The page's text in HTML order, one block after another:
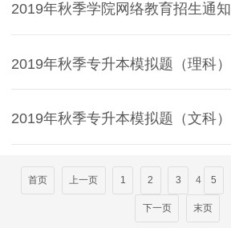
2019年秋季学院网络教育招生通知
2019年秋季专升本模拟题（理科）
2019年秋季专升本模拟题（文科）
首页 上一页 1 2 3 4 5
下一页 末页